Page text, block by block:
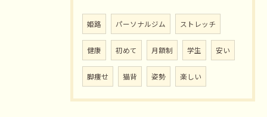
姫路 パーソナルジム ストレッチ
健康 初めて 月額制 学生 安い
脚痩せ 猫背 姿勢 楽しい